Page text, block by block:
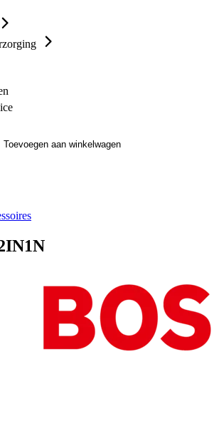
Toevoegen aan winkelwagen